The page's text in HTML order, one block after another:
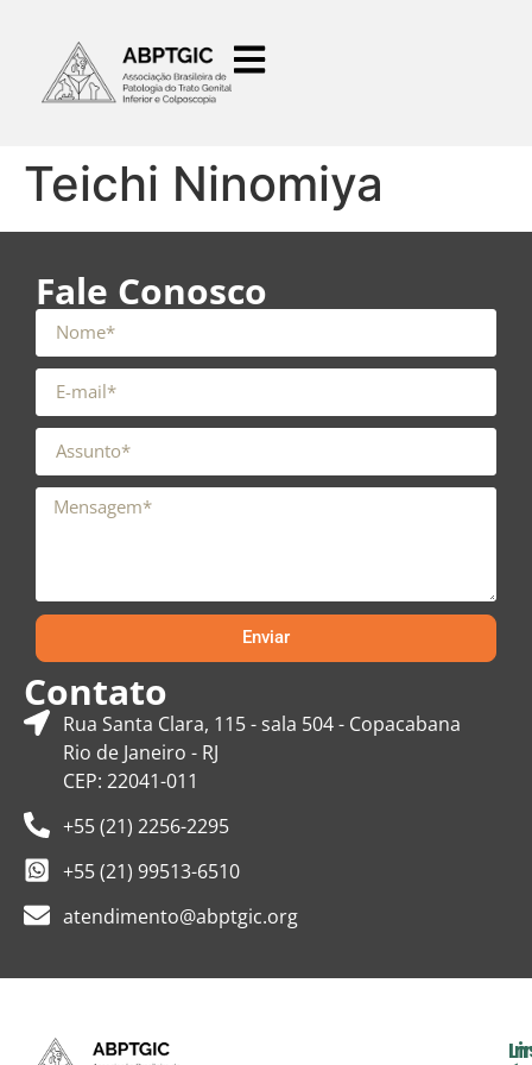
Teichi Ninomiya
Fale Conosco
Enviar
Contato
Rua Santa Clara, 115 - sala 504 - Copacabana
Rio de Janeiro - RJ
CEP: 22041-011
+55 (21) 2256-2295
+55 (21) 99513-6510
atendimento@abptgic.org